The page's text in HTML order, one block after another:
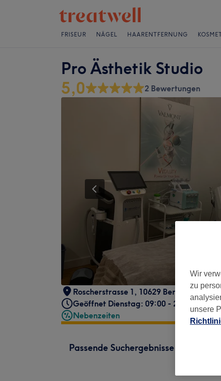
FRISEUR NÄGEL HAARENTFERNUNG
Pro Ästhetik Studio
5,0
2 Bewertungen
Roscherstrasse 1, 10629 Berlin
(Ecke
Geöffnet Dienstag: 09:00 - 20:00
Nebenzeiten
Passende Suchergebnisse
Wir
zu
unsere